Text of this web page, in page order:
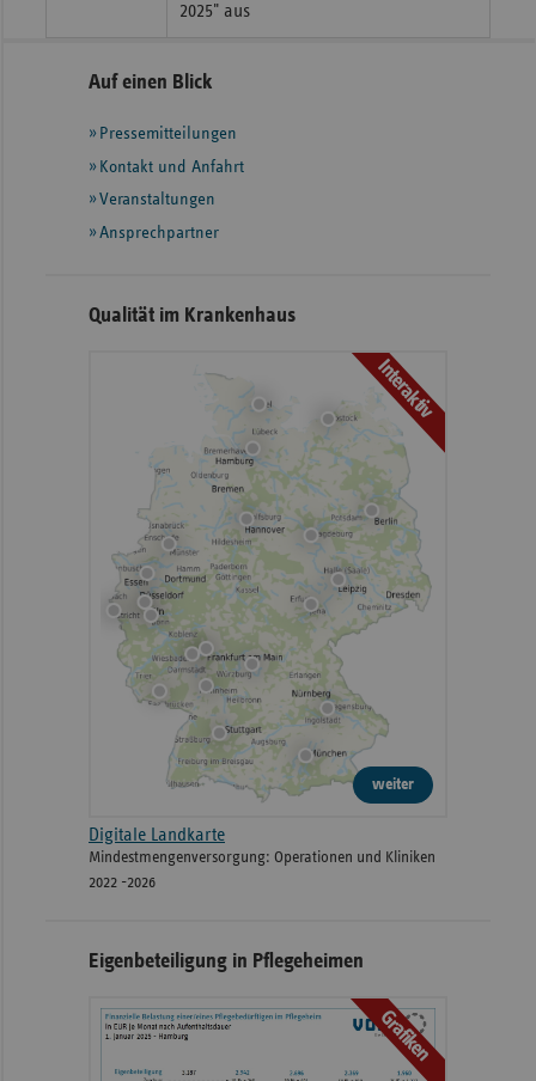
2025" aus
Seitennavigation
Seitenleiste
weiteren
Informationen
Auf einen Blick
Pressemitteilungen
Kontakt und Anfahrt
Veranstaltungen
Ansprechpartner
Qualität im Krankenhaus
Interaktiv
weiter
Digitale Landkarte
Mindestmengenversorgung: Operationen und Kliniken
2022 -2026
Eigenbeteiligung in Pflegeheimen
Grafiken